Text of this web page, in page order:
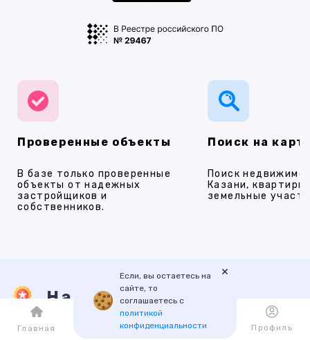
Проверенные объекты
В базе только проверенные
объекты от надежных
застройщиков и
собственников.
Поиск на
Поиск
Казани,
земельные
Наши услуги
Если, вы остаетесь на
сайте, то
соглашаетесь с
политикой
конфиденциальности
×
Главная Каталог Избранное Профиль